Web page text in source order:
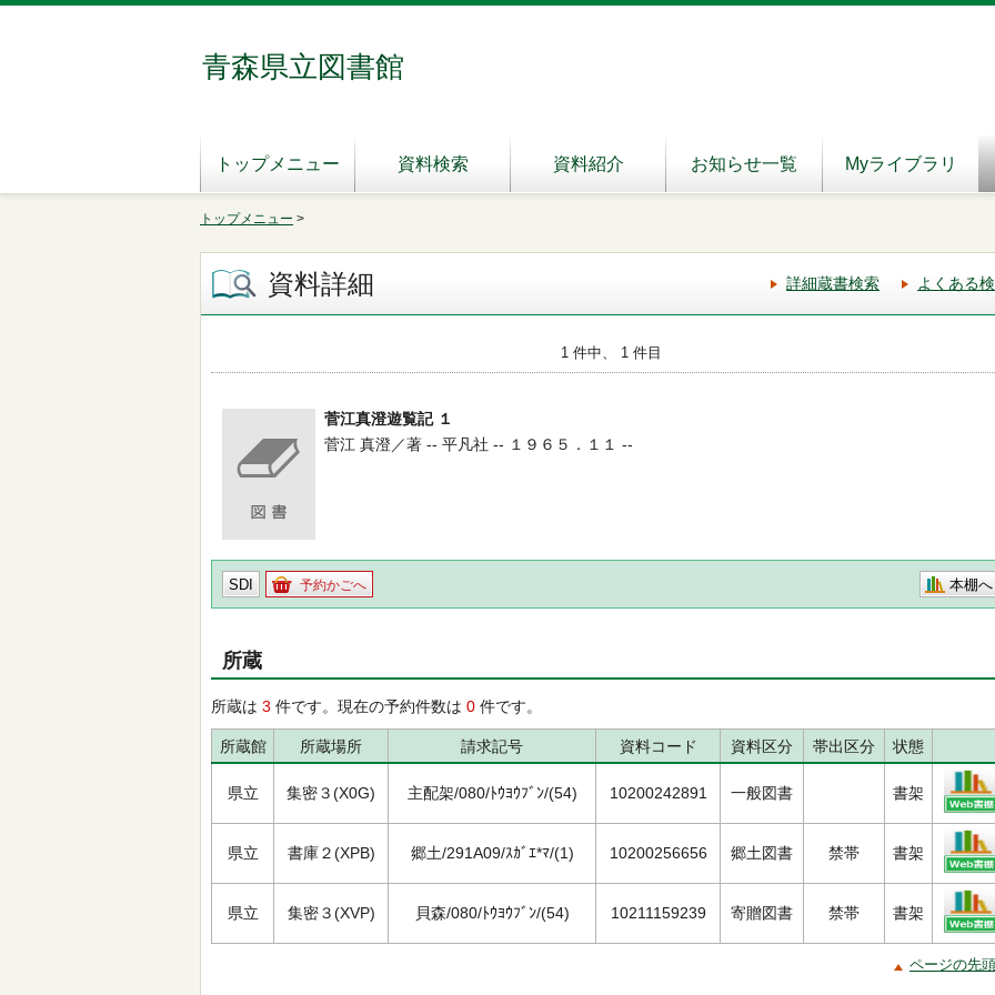
青森県立図書館
トップメニュー 資料検索 資料紹介 お知らせ一覧 Myライブラリ
トップメニュー >
資料詳細 詳細蔵書検索 よくある
1 件中、 1 件目
菅江真澄遊覧記 １
菅江 真澄／著 -- 平凡社 -- １９６５．１１ --
SDI 予約かごへ 本棚へ
所蔵
所蔵は 3 件です。現在の予約件数は 0 件です。
所蔵館 所蔵場所 請求記号 資料コード 資料区分 帯出区分 状態
県立 集密３(X0G) 主配架/080/ﾄｳﾖｳﾌﾞﾝ/(54) 10200242891 一般図書 書架
県立 書庫２(XPB) 郷土/291A09/ｽｶﾞｴ*ﾏ/(1) 10200256656 郷土図書 禁帯 書架
県立 集密３(XVP) 貝森/080/ﾄｳﾖｳﾌﾞﾝ/(54) 10211159239 寄贈図書 禁帯 書架
ページの先